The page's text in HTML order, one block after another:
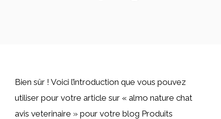
Bien sûr ! Voici l’introduction que vous pouvez
utiliser pour votre article sur « almo nature chat
avis veterinaire » pour votre blog Produits